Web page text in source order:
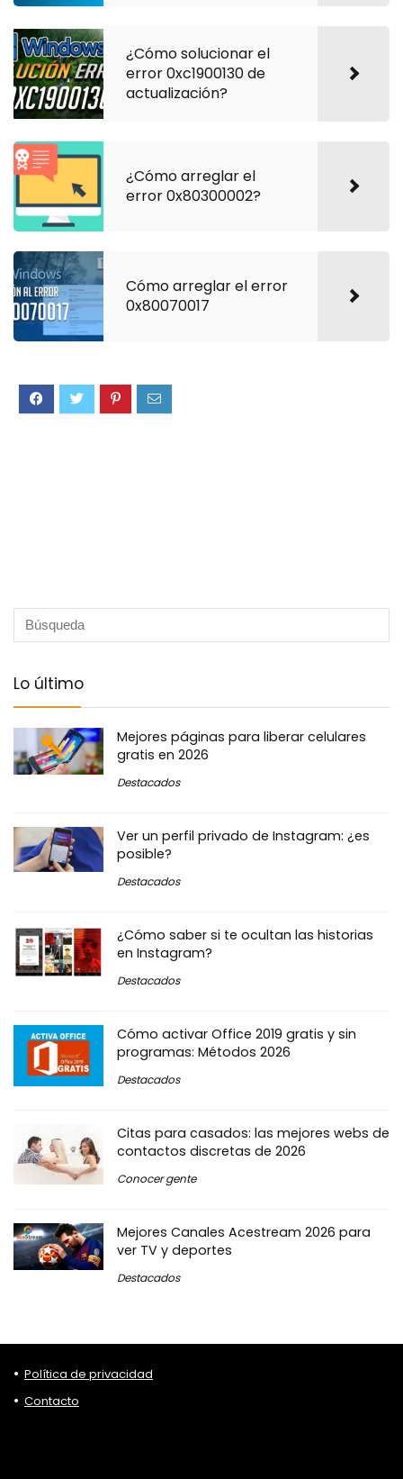
¿Cómo solucionar el
error 0xc1900130 de
actualización?
¿Cómo arreglar el
error 0x80300002?
Cómo arreglar el error
0x80070017
Lo último
Mejores páginas para liberar celulares
gratis en 2026
Destacados
Ver un perfil privado de Instagram: ¿es
posible?
Destacados
¿Cómo saber si te ocultan las historias
en Instagram?
Destacados
Cómo activar Office 2019 gratis y sin
programas: Métodos 2026
Destacados
Citas para casados: las mejores webs de
contactos discretas de 2026
Conocer gente
Mejores Canales Acestream 2026 para
ver TV y deportes
Destacados
Política de privacidad
Contacto